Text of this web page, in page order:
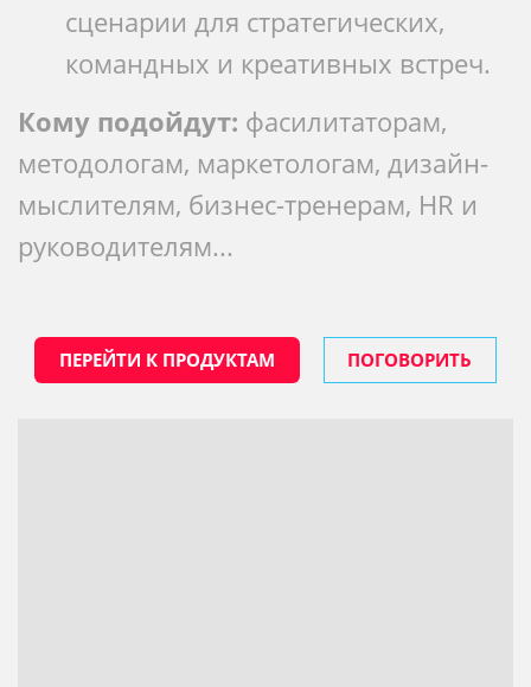
сценарии для стратегических,
командных и креативных встреч.
Кому подойдут: фасилитаторам,
методологам, маркетологам, дизайн-
мыслителям, бизнес-тренерам, HR и
руководителям...
ПЕРЕЙТИ К ПРОДУКТАМ ПОГОВОРИТЬ